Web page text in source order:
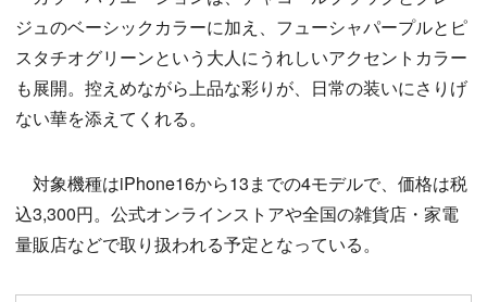
ジュのベーシックカラーに加え、フューシャパープルとピ
スタチオグリーンという大人にうれしいアクセントカラー
も展開。控えめながら上品な彩りが、日常の装いにさりげ
ない華を添えてくれる。
対象機種はiPhone16から13までの4モデルで、価格は税
込3,300円。公式オンラインストアや全国の雑貨店・家電
量販店などで取り扱われる予定となっている。